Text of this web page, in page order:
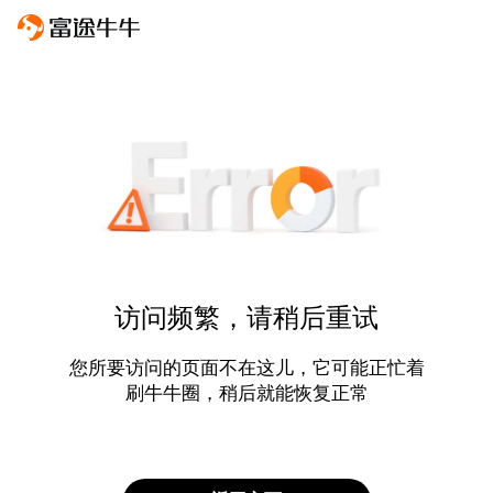
访问频繁，请稍后重试
您所要访问的页面不在这儿，它可能正忙着
刷牛牛圈，稍后就能恢复正常